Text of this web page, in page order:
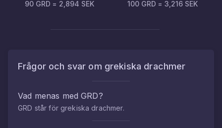
90 GRD = 2,894 SEK 100 GRD = 3,216 SEK
Frågor och svar om grekiska drachmer
Vad menas medGRD?
GRD står för grekiska drachmer.